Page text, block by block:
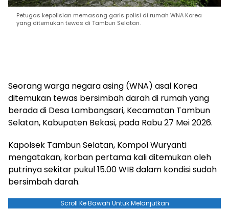
Petugas kepolisian memasang garis polisi di rumah WNA Korea
yang ditemukan tewas di Tambun Selatan.
Seorang warga negara asing (WNA) asal Korea
ditemukan tewas bersimbah darah di rumah yang
berada di Desa Lambangsari, Kecamatan Tambun
Selatan, Kabupaten Bekasi, pada Rabu 27 Mei 2026.
Kapolsek Tambun Selatan, Kompol Wuryanti
mengatakan, korban pertama kali ditemukan oleh
putrinya sekitar pukul 15.00 WIB dalam kondisi sudah
bersimbah darah.
Scroll Ke Bawah Untuk Melanjutkan